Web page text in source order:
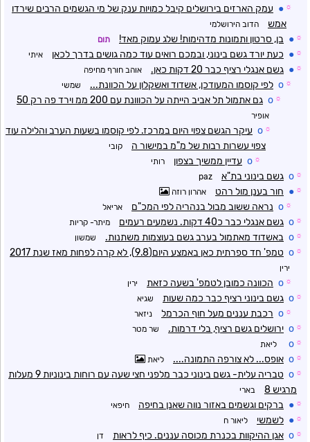
☼
● עמק הארזים בירושלים קיבל כמויות ענק של מי הגשמים הרבים שירדו
אמש
הדוב הירושלמי
☼
● בן, סרטון ותמונות מדהימות! שלג עמוק מאד! תום
☼
● כעת יורד גשם בינוני, ובמכם רואים עוד כמה גושים בדרך לכאן איתי
☼
● גשם אנגלי רציף כבר 20 דקות כאן. אוהב חורף מחיפה
☼
o לפי קוסמו המעודכן, אשדוד ואשקלון על הכוונת... שמשי
☼
o גם אתמול תל אביב הייתה על הכווונת עם 200 ממ וירד פה רק 50
אופיר
☼
o עיקר הגשם צפוי היום במרכז. לפי קוסמו בשעות הערב והלילה עוד
צפוי עשרות רבות של מ"מ במישור ה
קובי
☼
o עדיין ממשיך בצפון רותי
☼
o גשם בינוני בת"א paz
☼
● חור בענן מול רהט אהרון רוזה
☼
o נראה ששוב מבול בנהריה לפי המכ"ם אריאל
☼
o גשם אנגלי כבר כ40 דקות. נשמעים רעמים מיתר- קריות
☼
o באשדוד מאתמול בערב גשם בעוצמות משתנות. שמשון
☼
o טמפ' חד ספרתית כאן באמצע היום(9.8), לא קרה לפחות מאז שנת 2017
ירין
☼
o הכוונה כמובן לטמפ' בשעה כזאת ירין
☼
o גשם בינוני רציף כבר כמה שעות שגיא
☼
o רכבת עננים מעל חוף הכרמל ניזאר
☼
o ירושלים גשם רציף, בלי דרמות. שר מטר
☼
o ליאת
☼
o אופס... לא צורפה התמונה.... ליאת
☼
o
טבריה עלית- גשם בינוני כבר מלפני חצי שעה עם רוחות בינוניות 9 מעלות
מרגיש 8
בארי
☼
● ברקים וגשמים באזור נווה שאנן בחיפה חיפאי
☼
● לשמשי ליאור ח
☼
o אגן ההיקוות בכנרת מכוסה עננים. כיף לראות דן